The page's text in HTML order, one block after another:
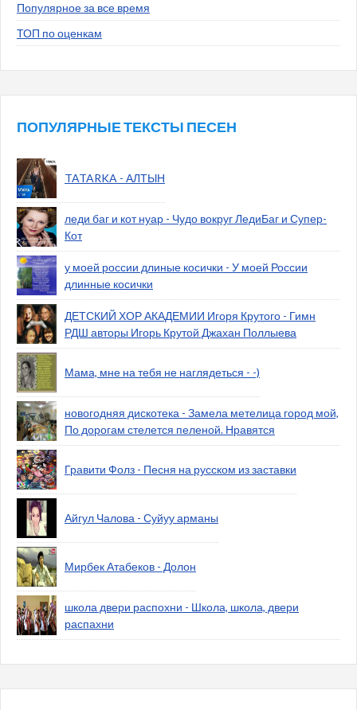
Популярное за все время
ТОП по оценкам
ПОПУЛЯРНЫЕ ТЕКСТЫ ПЕСЕН
TATARKA - АЛТЫН
леди баг и кот нуар - Чудо вокруг ЛедиБаг и Супер-
Кот
у моей россии длиные косички - У моей России
длинные косички
ДЕТСКИЙ ХОР АКАДЕМИИ Игоря Крутого - Гимн
РДШ авторы Игорь Крутой Джахан Поллыева
Мама, мне на тебя не наглядеться - -)
новогодняя дискотека - Замела метелица город мой,
По дорогам стелется пеленой. Нравятся
Гравити Фолз - Песня на русском из заставки
Айгул Чалова - Суйуу арманы
Мирбек Атабеков - Долон
школа двери распохни - Школа, школа, двери
распахни